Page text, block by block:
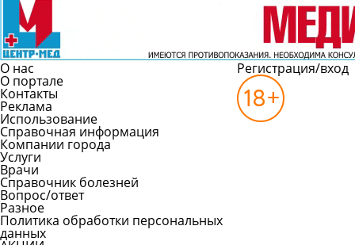
О нас
О портале
Контакты
Реклама
Использование
Справочная информация
Компании города
Услуги
Врачи
Справочник болезней
Вопрос/ответ
Разное
Политика обработки персональных
данных
Регистрация/вход